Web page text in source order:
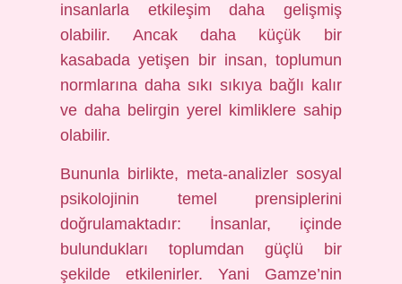
insanlarla etkileşim daha gelişmiş
olabilir. Ancak daha küçük bir
kasabada yetişen bir insan, toplumun
normlarına daha sıkı sıkıya bağlı kalır
ve daha belirgin yerel kimliklere sahip
olabilir.
Bununla birlikte, meta-analizler sosyal
psikolojinin temel prensiplerini
doğrulamaktadır: İnsanlar, içinde
bulundukları toplumdan güçlü bir
şekilde etkilenirler. Yani Gamze’nin